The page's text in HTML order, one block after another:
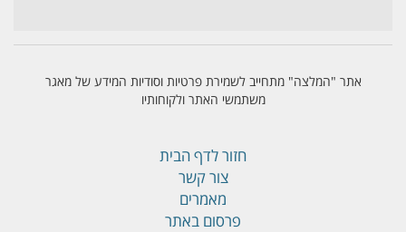
אתר "המלצה" מתחייב לשמירת פרטיות וסודיות המידע של מאגר
משתמשי האתר ולקוחותיו
חזור לדף הבית
צור קשר
מאמרים
פרסום באתר